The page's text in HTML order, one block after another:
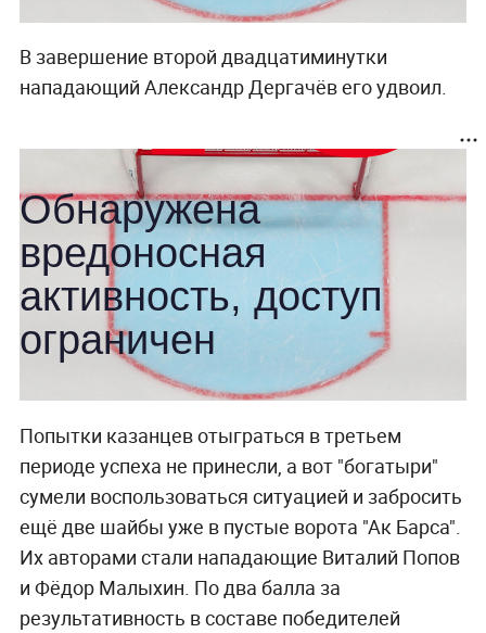
В завершение второй двадцатиминутки
нападающий Александр Дергачёв его удвоил.
Попытки казанцев отыграться в третьем
периоде успеха не принесли, а вот "богатыри"
сумели воспользоваться ситуацией и забросить
ещё две шайбы уже в пустые ворота "Ак Барса".
Их авторами стали нападающие Виталий Попов
и Фёдор Малыхин. По два балла за
результативность в составе победителей